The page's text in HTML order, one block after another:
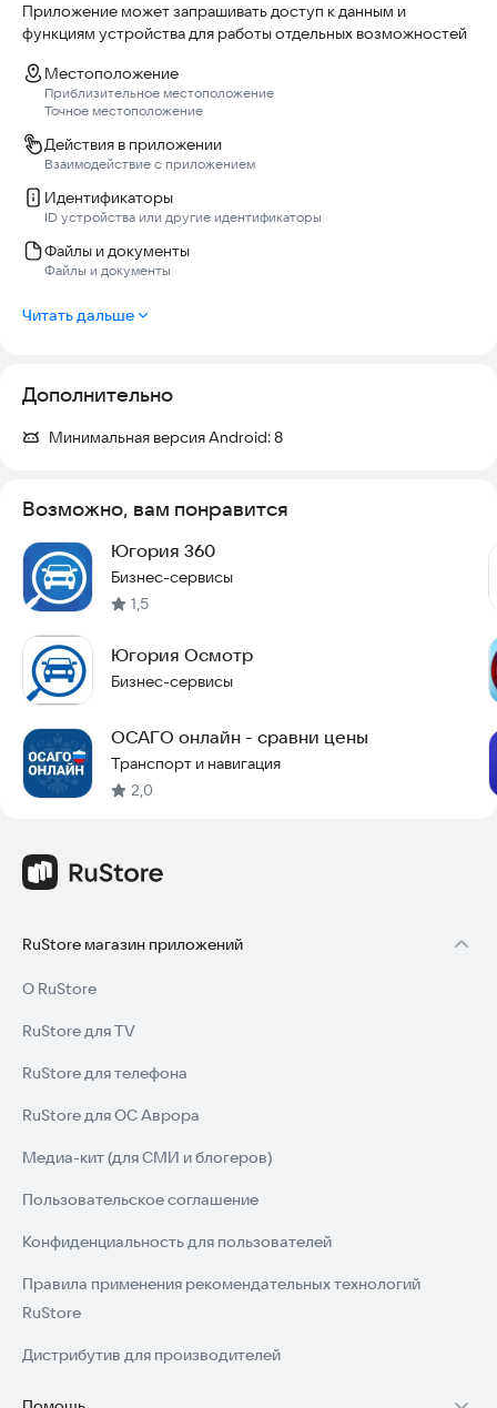
Приложение может запрашивать доступ к данным и
функциям устройства для работы отдельных возможностей
Местоположение
Приблизительное местоположение
Точное местоположение
Действия в приложении
Взаимодействие с приложением
Идентификаторы
ID устройства или другие идентификаторы
Файлы и документы
Файлы и документы
Читать дальше
Дополнительно
Минимальная версия Android:8
Возможно, вам понравится
Югория 360
Бизнес-сервисы
1,5
Югория Осмотр
Бизнес-сервисы
ОСАГО онлайн - сравни цены
Транспорт и навигация
2,0
RuStore магазин приложений
О RuStore
RuStore для TV
RuStore для телефона
RuStore для ОС Аврора
Медиа-кит (для СМИ и блогеров)
Пользовательское соглашение
Конфиденциальность для пользователей
Правила применения рекомендательных технологий
RuStore
Дистрибутив для производителей